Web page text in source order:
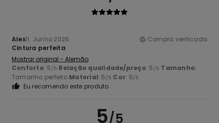
Alex11. Junho 2026
Compra verificada
Cintura perfeita
Mostrar original - Alemão
Conforto: 5 /5 Relação qualidade/preço: 5 /5 Tamanho:
Tamanho perfeito Material: 5 /5 Cor: 5/5
Eu recomendo este produto
5/5